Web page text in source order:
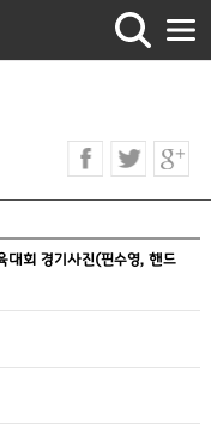
회 경기사진(핀수영, 핸드